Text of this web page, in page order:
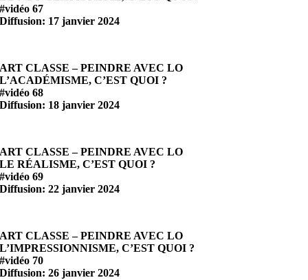
#vidéo 67
Diffusion: 17 janvier 2024
ART CLASSE – PEINDRE AVEC LO
L’ACADÉMISME, C’EST QUOI ?
#vidéo 68
Diffusion: 18 janvier 2024
ART CLASSE – PEINDRE AVEC LO
LE RÉALISME, C’EST QUOI ?
#vidéo 69
Diffusion: 22 janvier 2024
ART CLASSE – PEINDRE AVEC LO
L’IMPRESSIONNISME, C’EST QUOI ?
#vidéo 70
Diffusion: 26 janvier 2024